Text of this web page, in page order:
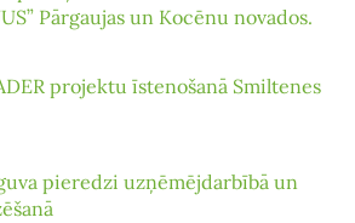
Pārgaujas un Kocēnu novados.
projektu īstenošanā Smiltenes
pieredzi uzņēmējdarbībā un